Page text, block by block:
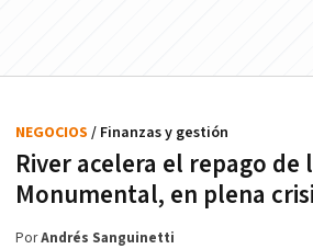
River acelera el repago de
Monumental, en plena
NEGOCIOS / Finanzas y gestión
PorAndrés Sanguinetti